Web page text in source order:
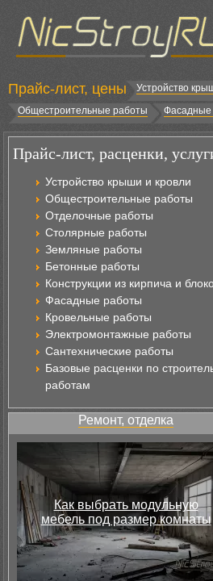
Прайс-лист, цены Устройство
Общестроительные работы
Фасадные
Прайс-лист, расценки,
Устройство крыши и кровли
Общестроительные работы
Отделочные работы
Столярные работы
Земляные работы
Бетонные работы
Конструкции из кирпича и
Фасадные работы
Кровельные работы
Электромонтажные работы
Сантехнические работы
Базовые расценки по
работам
Ремонт, отделка
Как выбрать модульную
мебель под размер комнаты